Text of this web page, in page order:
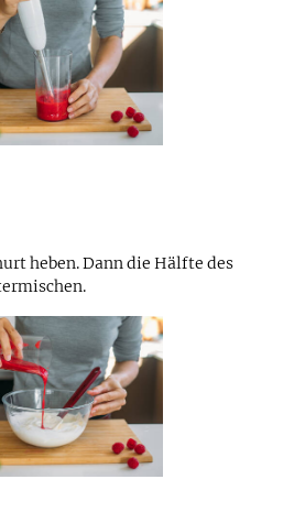
heben. Dann die Hälfte des